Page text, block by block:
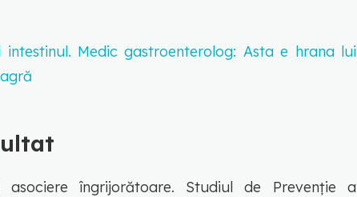
Medic gastroenterolog: Asta e hrana lui
îngrijorătoare. Studiul de Prevenție a